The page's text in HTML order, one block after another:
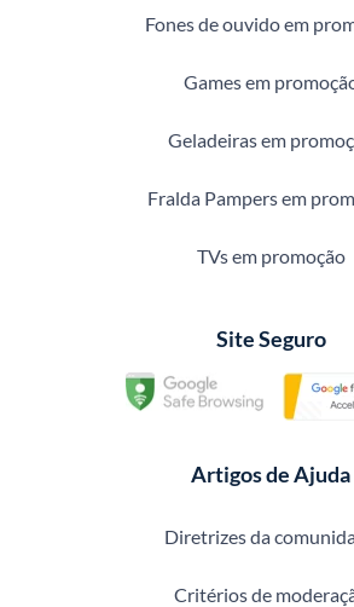
Fones de ouvido em
Games em
Geladeiras em
Fralda Pampers em
TVs em promoção
Site Seguro
Artigos de Ajuda
Diretrizes da
Critérios de